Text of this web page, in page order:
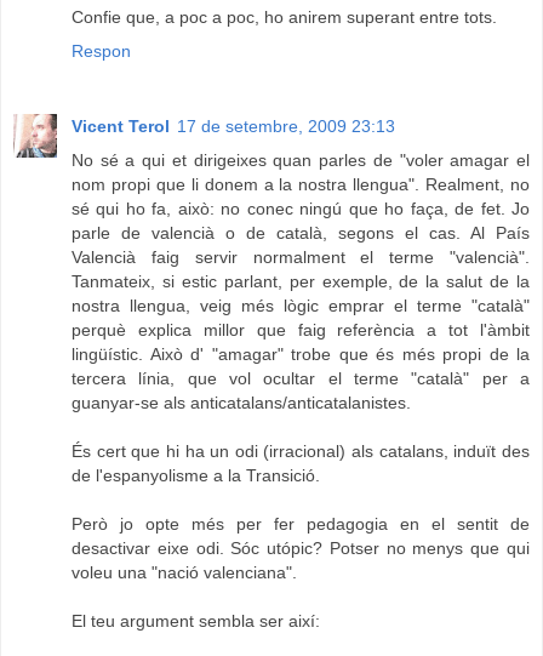
Confie que, a poc a poc, ho anirem superant entre tots.
Respon
Vicent Terol 17 de setembre, 2009 23:13
No sé a qui et dirigeixes quan parles de "voler amagar el
nom propi que li donem a la nostra llengua". Realment, no
sé qui ho fa, això: no conec ningú que ho faça, de fet. Jo
parle de valencià o de català, segons el cas. Al País
Valencià faig servir normalment el terme "valencià".
Tanmateix, si estic parlant, per exemple, de la salut de la
nostra llengua, veig més lògic emprar el terme "català"
perquè explica millor que faig referència a tot l'àmbit
lingüístic. Això d' "amagar" trobe que és més propi de la
tercera línia, que vol ocultar el terme "català" per a
guanyar-se als anticatalans/anticatalanistes.
És cert que hi ha un odi (irracional) als catalans, induït des
de l'espanyolisme a la Transició.
Però jo opte més per fer pedagogia en el sentit de
desactivar eixe odi. Sóc utópic? Potser no menys que qui
voleu una "nació valenciana".
El teu argument sembla ser així: